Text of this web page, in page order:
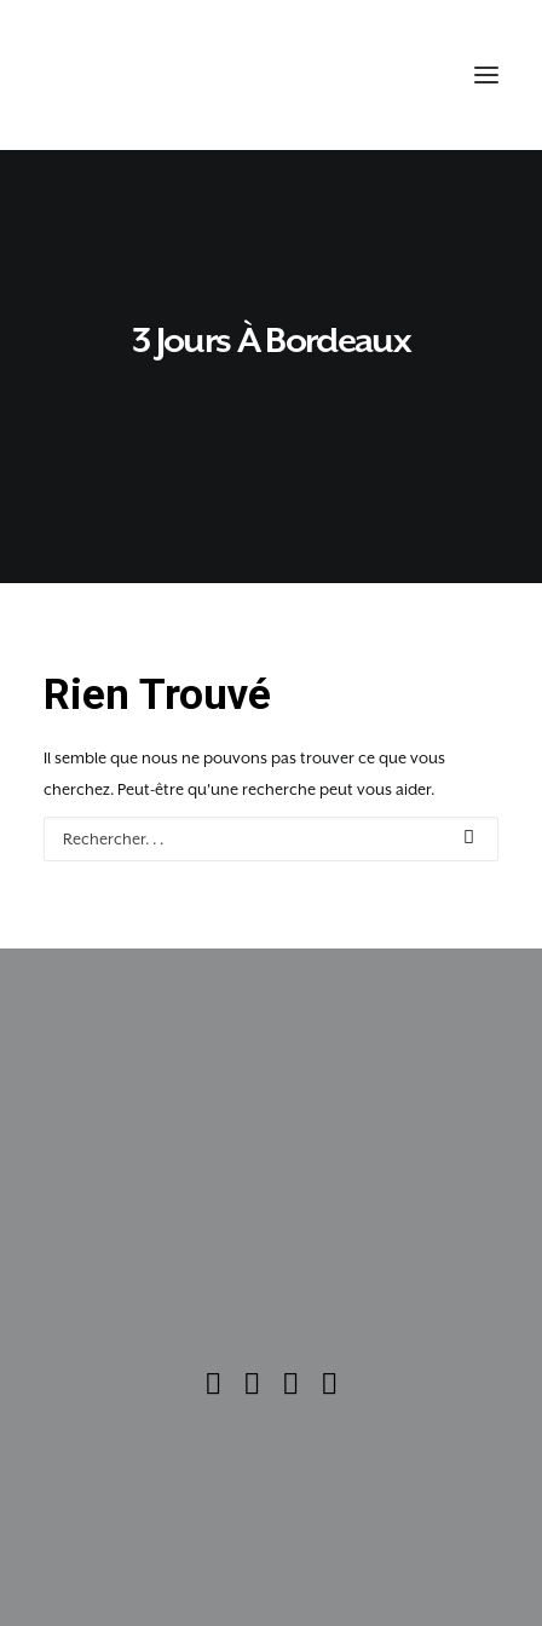
3 Jours À Bordeaux
Rien Trouvé
Il semble que nous ne pouvons pas trouver ce que vous
cherchez. Peut-être qu'une recherche peut vous aider.